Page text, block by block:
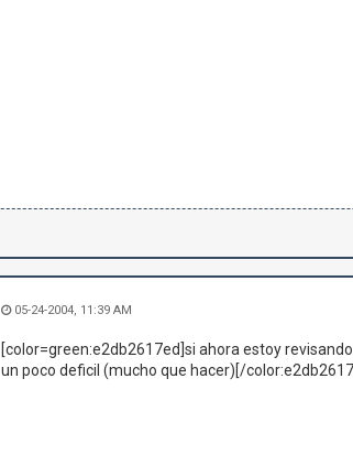
05-24-2004, 11:39 AM
[color=green:e2db2617ed]si ahora estoy
un poco deficil (mucho que hacer)[/